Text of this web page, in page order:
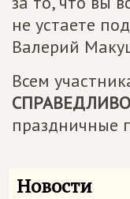
не устаете
Валерий
Всем
праздничные
Новости